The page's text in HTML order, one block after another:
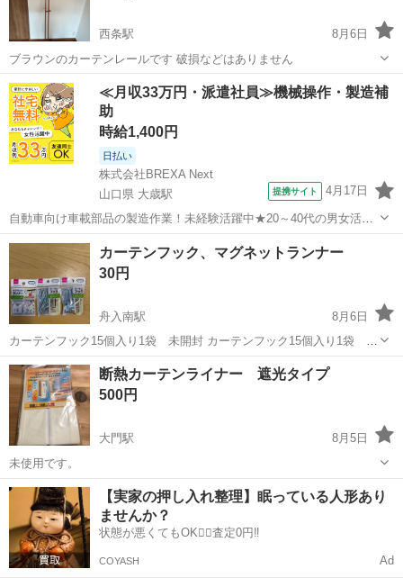
西条駅
8月6日
ブラウンのカーテンレールです 破損などはありません
広島 東広島市 西条駅 カーテン、ブラインド
≪月収33万円・派遣社員≫機械操作・製造補
助
時給1,400円
日払い
株式会社BREXA Next
山口県 大歳駅
提携サイト 4月17日
自動車向け車載部品の製造作業！未経験活躍中★20～40代の男女活躍
中！友達同士での応募OK！備品付きワンルーム寮費無料！赴任旅費会
社負担！生活支援物資事前対応可◎格安食堂利用可！年間休日135日
♪《山口県山口市》 人気の工...
山口 山口市 その他
カーテンフック、マグネットランナー
30円
舟入南駅
8月6日
カーテンフック15個入り1袋 未開封 カーテンフック15個入り1袋 開
封済、未使用 マグネットランナー カーテンレール用 2個入り1袋 自
宅保管品であることをご了承ください
広島 広島市 舟入南駅 カーテン、ブラインド ランナー
断熱カーテンライナー 遮光タイプ
500円
大門駅
8月5日
未使用です。
広島 福山市 大門駅 カーテン、ブラインド
【実家の押し入れ整理】眠っている人形あり
ませんか？
状態が悪くてもOK🙆‍♀️査定0円‼️
COYASH Ad